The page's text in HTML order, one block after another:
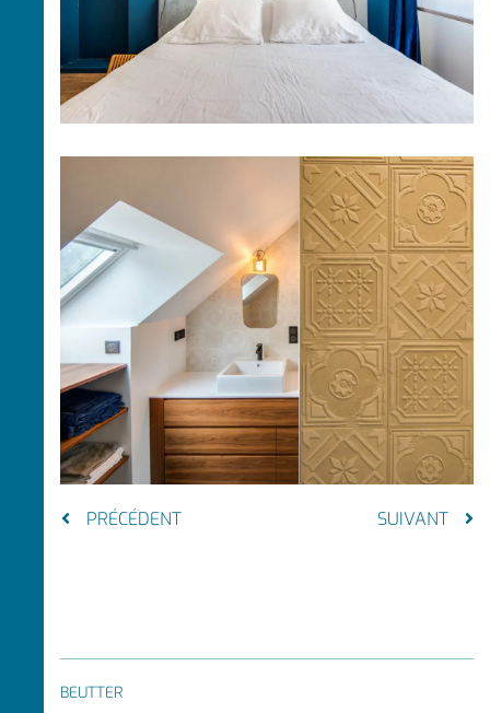
SUIVANT
PRÉCÉDENT
BEUTTER